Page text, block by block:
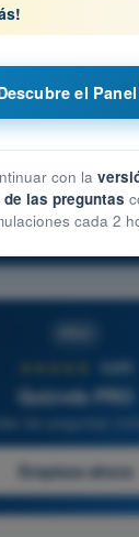
4,6/5
Quizvds PRO
Empieza ahora
el
con la
de las preguntas
cada 2